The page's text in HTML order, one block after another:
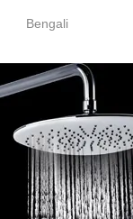
Bengali